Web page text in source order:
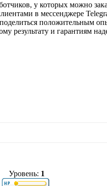
у которых можно
в мессенджере
положительным
результату и гарантиям
Уровень: 1